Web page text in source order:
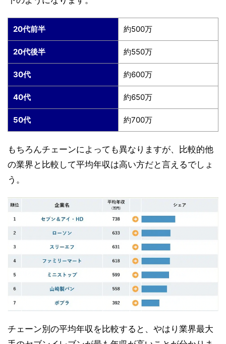
20代前半 約500万
20代後半 約550万
30代 約600万
40代 約650万
50代 約700万
もちろんチェーンによっても異なりますが、比較的他
の業界と比較して平均年収は高い方だと言えるでしょ
う。
チェーン別の平均年収を比較すると、やはり業界最大